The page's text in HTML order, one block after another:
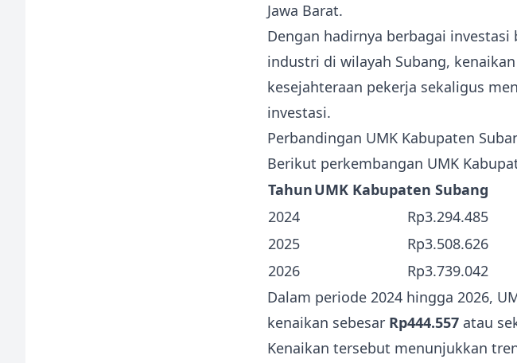
Jawa Barat.
Dengan hadirnya berbagai
industri di wilayah Subang,
kesejahteraan pekerja sekaligus
investasi.
Perbandingan UMK Kabupaten
Berikut perkembangan UMK
TahunUMK Kabupaten Subang
2024
Rp3.294.485
2025
Rp3.508.626
2026
Rp3.739.042
Dalam periode 2024 hingga 2026,
kenaikan sebesar Rp444.557 atau
Kenaikan tersebut menunjukkan